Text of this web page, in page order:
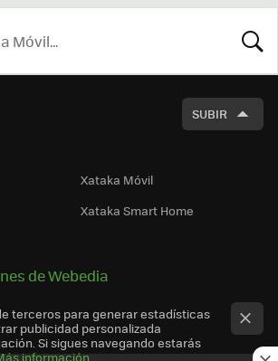
SUBIR
Xataka Móvil
Xataka Smart Home
de Webedia
terceros para generar estadísticas
publicidad personalizada
Si sigues navegando estarás
información